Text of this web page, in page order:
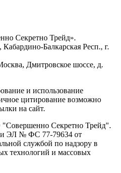
Секретно Трейд».
Балкарская Респ., г.
Дмитровское шоссе, д.
и использование
цитирование возможно
на сайт.
Секретно Трейд".
ЭЛ № ФС 77-79634 от
службой по надзору в
технологий и массовых